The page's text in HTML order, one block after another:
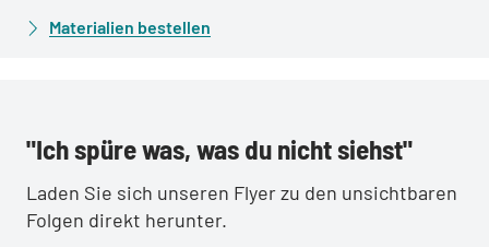
Materialien bestellen
:"Ich spüre was, was du nicht siehst"
Laden Sie sich unseren Flyer zu den unsichtbaren
Folgen direkt herunter.